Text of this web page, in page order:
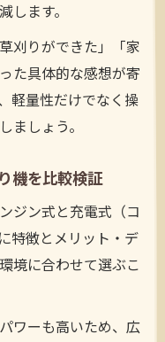
します。
刈りができた」「家
た具体的な感想が寄
軽量性だけでなく操
ましょう。
機を比較検証
ジン式と充電式（コ
特徴とメリット・デ
境に合わせて選ぶこ
ワーも高いため、広